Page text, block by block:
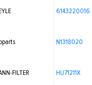
6143220016
N1318020
FILTER HU71211X